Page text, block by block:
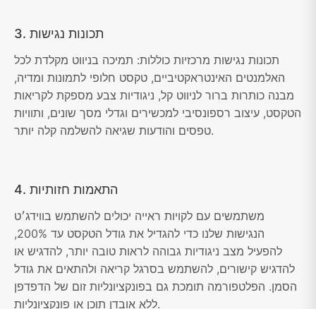
3. תכונות נגישות
תכונות נגישות מרכזיות כוללות: תמיכה בניווט מקלדת לכל
האלמנטים האינטראקטיביים, טקסט חלופי לתמונות ומדיה,
מבנה כותרות ברור לניווט קל, ניגודיות צבע מספקת לקריאות
הטקסט, עיצוב רספונסיבי למכשירים וגדלי מסך שונים, ותוויות
טפסים והודעות שגיאה להשלמה קלה יותר.
4. התאמות חזותיות
משתמשים עם לקויות ראייה יכולים להשתמש בווידג׳ט
הנגישות שלנו כדי להגדיל את גודל הטקסט עד 200%,
להפעיל מצב ניגודיות גבוהה לראות טובה יותר, להדגיש או
להדגיש קישורים, להשתמש בסרגל קריאה ולהתאים את גודל
הסמן. הפלטפורמה תומכת גם בפונקציונליות זום של הדפדפן
ללא אובדן תוכן או פונקציונליות.